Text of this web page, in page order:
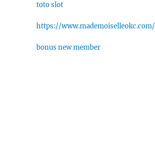
toto slot
https://www.mademoiselleokc.com/
bonus new member